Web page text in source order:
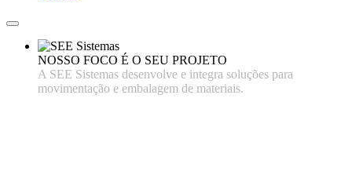
NOSSO FOCO É O SEU PROJETO
A SEE Sistemas desenvolve e integra soluções para
movimentação e embalagem de materiais.